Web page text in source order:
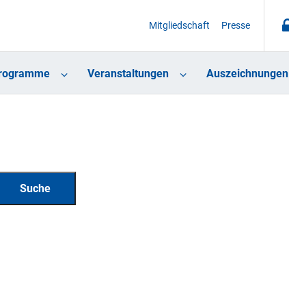
Mitgliedschaft Presse
Veranstaltungen Auszeichnungen